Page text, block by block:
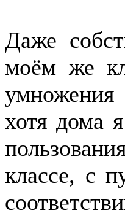
Даже
моём же
хотя дома
классе, с